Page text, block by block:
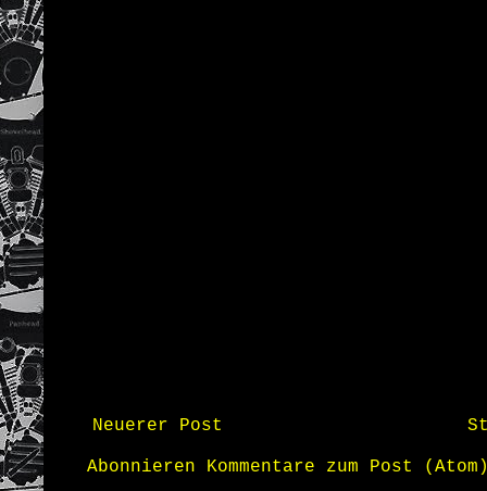
Neuerer Post
Abonnieren Kommentare zum Post